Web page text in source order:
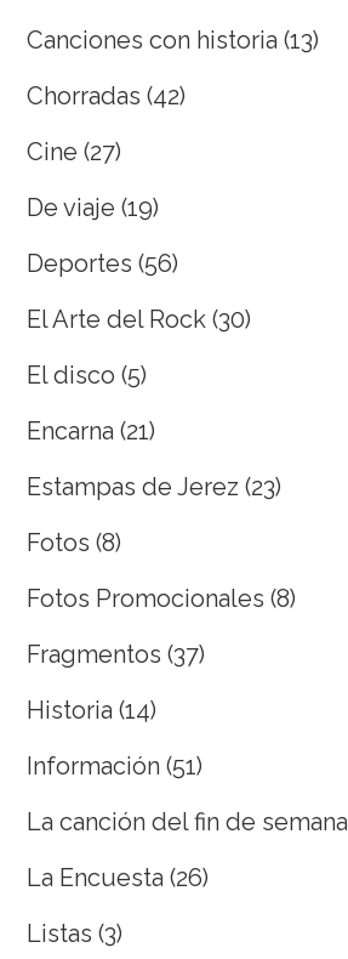
Canciones con historia (13)
Chorradas (42)
Cine (27)
De viaje (19)
Deportes (56)
El Arte del Rock (30)
El disco (5)
Encarna (21)
Estampas de Jerez (23)
Fotos (8)
Fotos Promocionales (8)
Fragmentos (37)
Historia (14)
Información (51)
La canción del fin de semana
La Encuesta (26)
Listas (3)